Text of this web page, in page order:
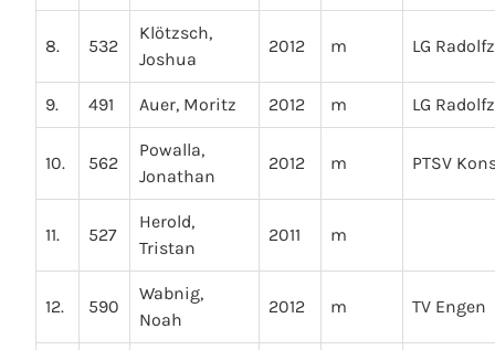
8. 532
Klötzsch,
Joshua
2012 m LG
9. 491 Auer, Moritz 2012 m LG
10. 562
Powalla,
Jonathan
2012 m PTSV
11. 527
Herold,
Tristan
2011 m
12. 590
Wabnig,
Noah
2012 m TV Engen